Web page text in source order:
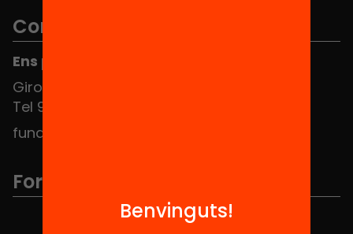
Contacte
Ens pots trobar al Hub Social
Girona 34, interior 08010 Barcelona
Tel 934 588 700
fundacio@equitat.org
Formem part de...
Benvinguts!